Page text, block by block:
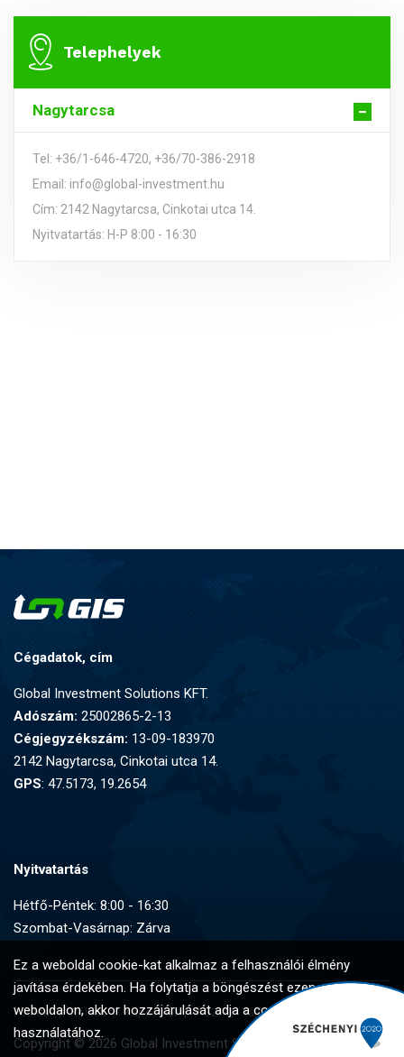
Telephelyek
Nagytarcsa
Tel: +36/1-646-4720, +36/70-386-2918
Email: info@global-investment.hu
Cím: 2142 Nagytarcsa, Cinkotai utca 14.
Nyitvatartás: H-P 8:00 - 16:30
Cégadatok, cím
Global Investment Solutions KFT.
Adószám: 25002865-2-13
Cégjegyzékszám: 13-09-183970
2142 Nagytarcsa, Cinkotai utca 14.
GPS: 47.5173, 19.2654
Nyitvatartás
Hétfő-Péntek: 8:00 - 16:30
Szombat-Vasárnap: Zárva
Főoldal Rólunk Kapcsolat ÁSZF Tájékoztató
Copyright © 2026 Global Investment Solutions Kft.
Ez a weboldal cookie-kat alkalmaz a felhasználói élmény
javítása érdekében. Ha folytatja a böngészést ezen a
weboldalon, akkor hozzájárulását adja a cookie-k
használatához.